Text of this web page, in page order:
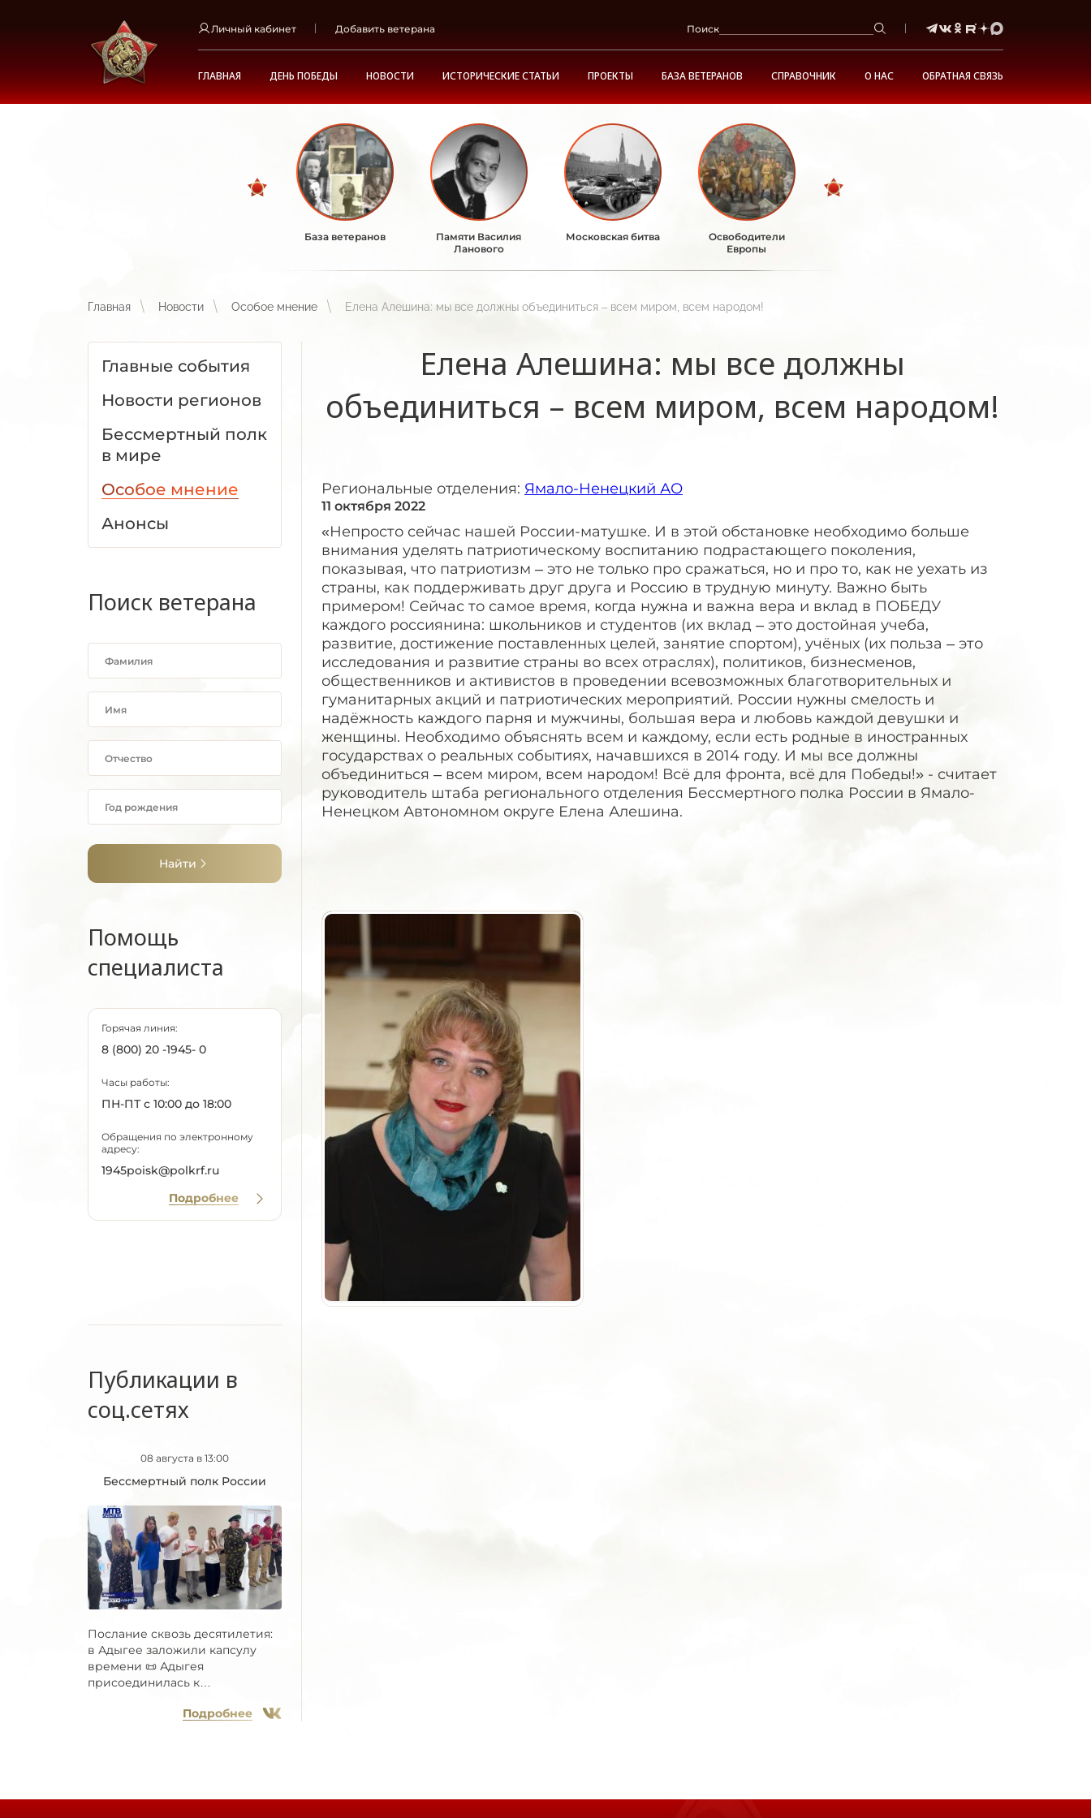
Личный кабинет Добавить ветерана Поиск
ГЛАВНАЯ ДЕНЬ ПОБЕДЫ НОВОСТИ ИСТОРИЧЕСКИЕ СТАТЬИ ПРОЕКТЫ БАЗА ВЕТЕРАНОВ СПРАВОЧНИК О НАС ОБРАТНАЯ СВЯЗЬ
База ветеранов
Памяти Василия
Ланового
Московская битва
Освободители
Европы
Главная Новости Особое мнение Елена Алешина: мы все должны объединиться – всем миром, всем народом!
Главные события
Новости регионов
Бессмертный полк
в мире
Особое мнение
Анонсы
Поиск ветерана
Найти
Помощь
специалиста
Горячая линия:
8 (800) 20 -1945- 0
Часы работы:
ПН-ПТ с 10:00 до 18:00
Обращения по электронному
адресу:
1945poisk@polkrf.ru
Подробнее
Публикации в
соц.сетях
08 августа в 13:00
Бессмертный полк России
Послание сквозь десятилетия:
в Адыгее заложили капсулу
времени 📜 Адыгея
присоединилась к
Подробнее
Елена Алешина: мы все должны
объединиться – всем миром, всем народом!
Региональные отделения: Ямало-Ненецкий АО
11 октября 2022
«Непросто сейчас нашей России-матушке. И в этой обстановке необходимо больше
внимания уделять патриотическому воспитанию подрастающего поколения,
показывая, что патриотизм – это не только про сражаться, но и про то, как не уехать из
страны, как поддерживать друг друга и Россию в трудную минуту. Важно быть
примером! Сейчас то самое время, когда нужна и важна вера и вклад в ПОБЕДУ
каждого россиянина: школьников и студентов (их вклад – это достойная учеба,
развитие, достижение поставленных целей, занятие спортом), учёных (их польза – это
исследования и развитие страны во всех отраслях), политиков, бизнесменов,
общественников и активистов в проведении всевозможных благотворительных и
гуманитарных акций и патриотических мероприятий. России нужны смелость и
надёжность каждого парня и мужчины, большая вера и любовь каждой девушки и
женщины. Необходимо объяснять всем и каждому, если есть родные в иностранных
государствах о реальных событиях, начавшихся в 2014 году. И мы все должны
объединиться – всем миром, всем народом! Всё для фронта, всё для Победы!» - считает
руководитель штаба регионального отделения Бессмертного полка России в Ямало-
Ненецком Автономном округе Елена Алешина.